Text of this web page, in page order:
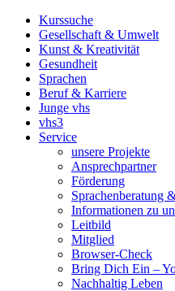
Kurssuche
Gesellschaft & Umwelt
Kunst & Kreativität
Gesundheit
Sprachen
Beruf & Karriere
Junge vhs
vhs3
Service
unsere Projekte
Ansprechpartner
Förderung
Sprachenberatung
Informationen zu
Leitbild
Mitglied
Browser-Check
Bring Dich Ein –
Nachhaltig Leben